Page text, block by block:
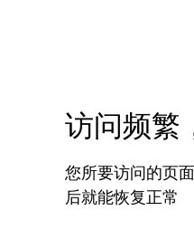
访问频繁
您所要访问的页
后就能恢复正常